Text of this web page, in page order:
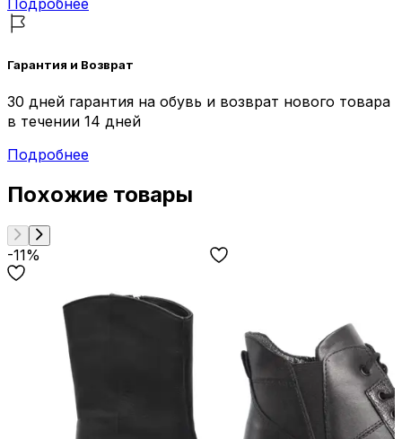
Подробнее
Гарантия и Возврат
30 дней гарантия на обувь и возврат нового товара
в течении 14 дней
Подробнее
Похожие товары
-11%